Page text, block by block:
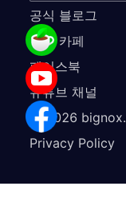
공식 블로그
공식 카페
페이스북
유튜브 채널
©2026
Privacy Policy